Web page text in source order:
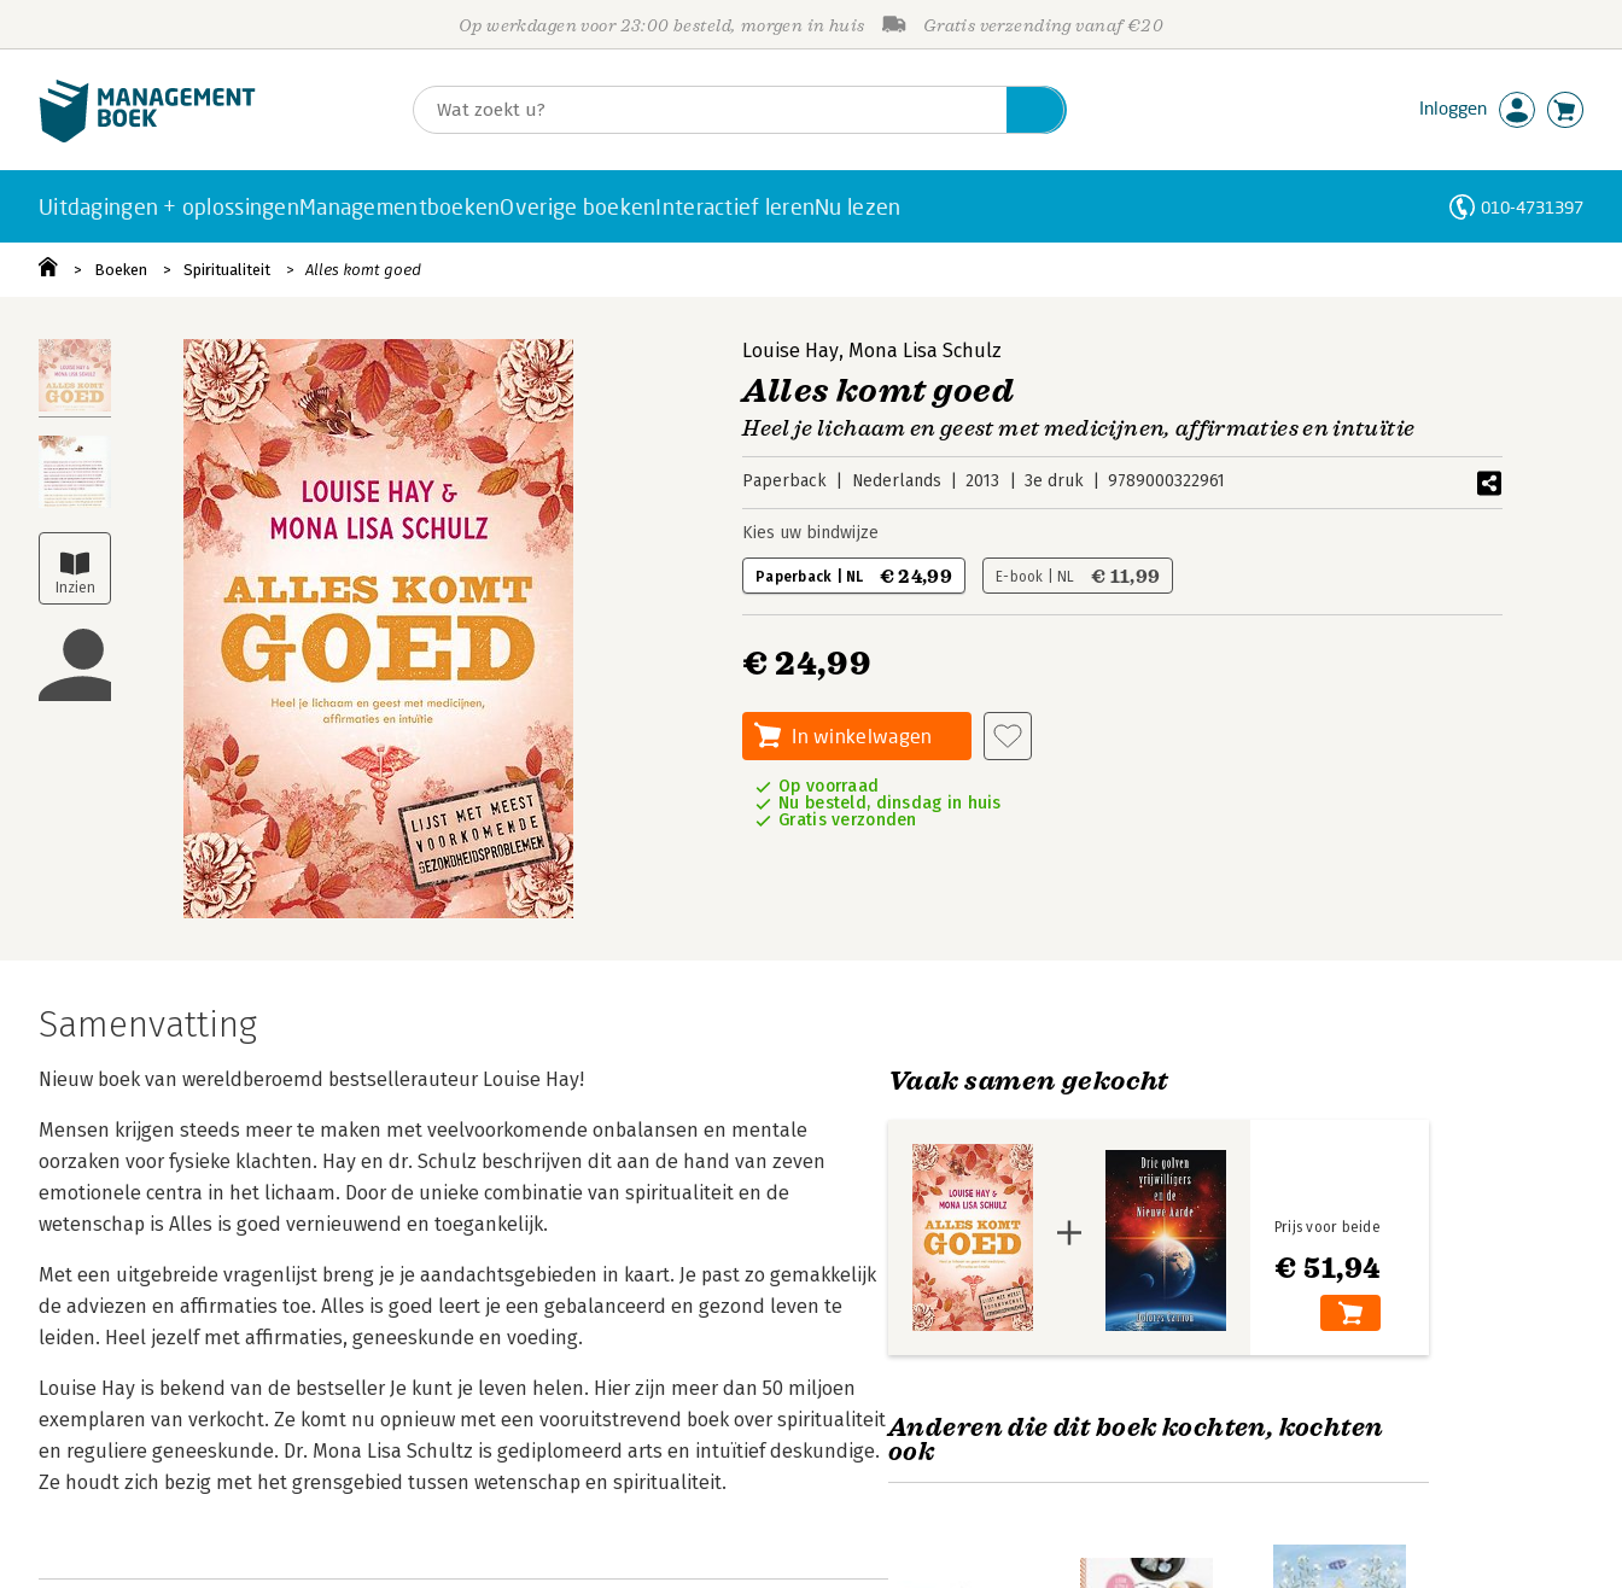
Op werkdagen voor 23:00 besteld, morgen in huis Gratis verzending vanaf €20
Inloggen
Uitdagingen + oplossingenManagementboekenOverige boekenInteractief lerenNu lezen 010-4731397
Boeken Spiritualiteit Alles komt goed
Louise Hay, Mona Lisa Schulz
Alles komt goed
Heel je lichaam en geest met medicijnen, affirmaties en intuïtie
Paperback Nederlands 2013 3e druk 9789000322961
Kies uw bindwijze
Paperback | NL € 24,99 E-book | NL € 11,99
€ 24,99
In winkelwagen
Op voorraad
Nu besteld, dinsdag in huis
Gratis verzonden
Samenvatting
Nieuw boek van wereldberoemd bestsellerauteur Louise Hay!
Mensen krijgen steeds meer te maken met veelvoorkomende onbalansen en mentale
oorzaken voor fysieke klachten. Hay en dr. Schulz beschrijven dit aan de hand van zeven
emotionele centra in het lichaam. Door de unieke combinatie van spiritualiteit en de
wetenschap is Alles is goed vernieuwend en toegankelijk.
Met een uitgebreide vragenlijst breng je je aandachtsgebieden in kaart. Je past zo gemakkelijk
de adviezen en affirmaties toe. Alles is goed leert je een gebalanceerd en gezond leven te
leiden. Heel jezelf met affirmaties, geneeskunde en voeding.
Louise Hay is bekend van de bestseller Je kunt je leven helen. Hier zijn meer dan 50 miljoen
exemplaren van verkocht. Ze komt nu opnieuw met een vooruitstrevend boek over spiritualiteit
en reguliere geneeskunde. Dr. Mona Lisa Schultz is gediplomeerd arts en intuïtief deskundige.
Ze houdt zich bezig met het grensgebied tussen wetenschap en spiritualiteit.
Vaak samen gekocht
€ 51,94
Prijs voor beide
Anderen die dit boek kochten, kochten
ook
Personen